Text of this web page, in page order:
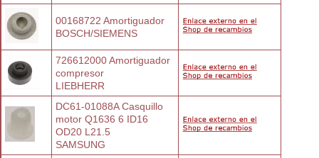
00168722 Amortiguador
BOSCH/SIEMENS
726612000 Amortiguador
compresor
LIEBHERR
DC61-01088A Casquillo
motor Q1636 6 ID16
OD20 L21.5
SAMSUNG